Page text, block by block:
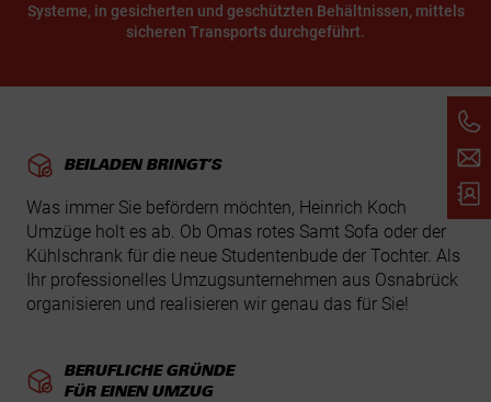
Systeme, in gesicherten und geschützten Behältnissen, mittels
sicheren Transports durchgeführt.
BEILADEN BRINGT’S
Was immer Sie befördern möchten, Heinrich Koch
Umzüge holt es ab. Ob Omas rotes Samt Sofa oder der
Kühlschrank für die neue Studentenbude der Tochter. Als
Ihr professionelles Umzugsunternehmen aus Osnabrück
organisieren und realisieren wir genau das für Sie!
BERUFLICHE GRÜNDE
FÜR EINEN UMZUG